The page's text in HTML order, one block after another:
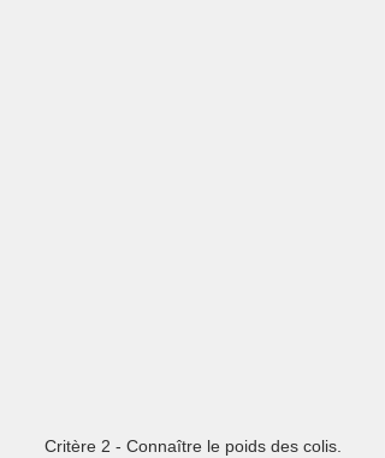
Critère 2 - Connaître le poids des colis.